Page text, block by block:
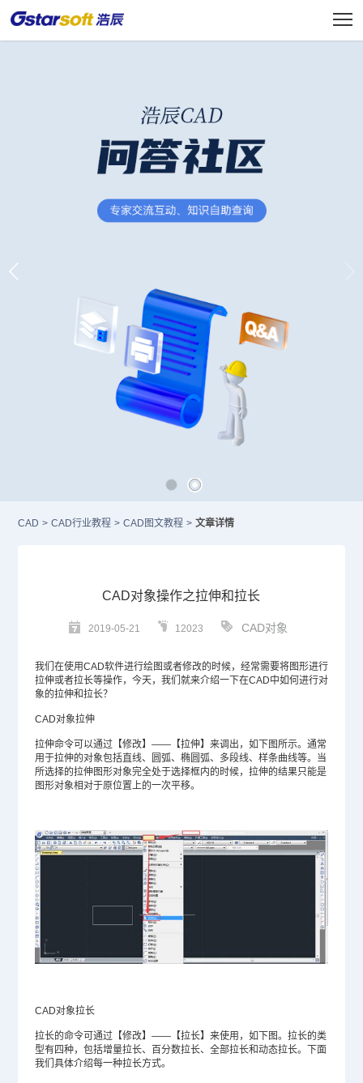
CAD > CAD行业教程 > CAD图文教程 > 文章详情
CAD对象操作之拉伸和拉长
2019-05-21 12023 CAD对象
我们在使用CAD软件进行绘图或者修改的时候，经常需要将图形进行
拉伸或者拉长等操作，今天，我们就来介绍一下在CAD中如何进行对
象的拉伸和拉长？
CAD对象拉伸
拉伸命令可以通过【修改】——【拉伸】来调出，如下图所示。通常
用于拉伸的对象包括直线、圆弧、椭圆弧、多段线、样条曲线等。当
所选择的拉伸图形对象完全处于选择框内的时候，拉伸的结果只能是
图形对象相对于原位置上的一次平移。
CAD对象拉长
拉长的命令可通过【修改】——【拉长】来使用，如下图。拉长的类
型有四种，包括增量拉长、百分数拉长、全部拉长和动态拉长。下面
我们具体介绍每一种拉长方式。